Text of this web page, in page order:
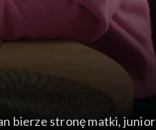
bierze stronę matki, junior